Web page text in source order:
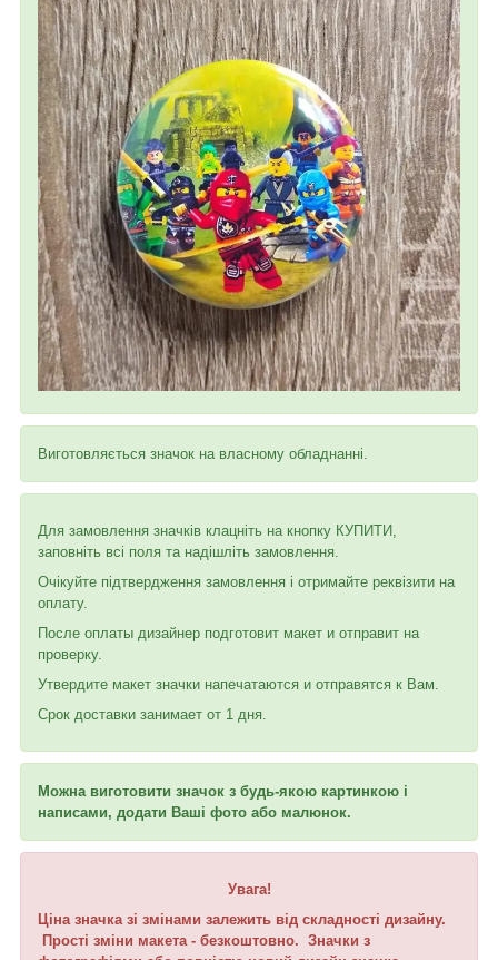
Виготовляється значок на власному обладнанні.
Для замовлення значків клацніть на кнопку КУПИТИ,
заповніть всі поля та надішліть замовлення.
Очікуйте підтвердження замовлення і отримайте реквізити на
оплату.
После оплаты дизайнер подготовит макет и отправит на
проверку.
Утвердите макет значки напечатаются и отправятся к Вам.
Срок доставки занимает от 1 дня.
Можна виготовити значок з будь-якою картинкою і
написами, додати Ваші фото або малюнок.
Увага!
Ціна значка зі змінами залежить від складності дизайну.
Прості зміни макета - безкоштовно. Значки з